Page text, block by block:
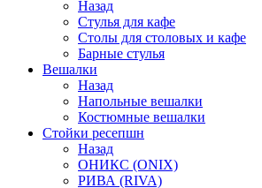
Назад
Стулья для кафе
Столы для столовых и кафе
Барные стулья
Вешалки
Назад
Напольные вешалки
Костюмные вешалки
Стойки ресепшн
Назад
ОНИКС (ONIX)
РИВА (RIVA)